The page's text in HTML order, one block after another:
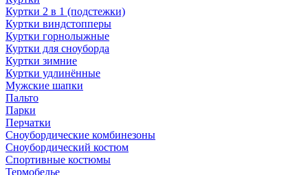
Куртки 2 в 1 (подстежки)
Куртки виндстопперы
Куртки горнолыжные
Куртки для сноуборда
Куртки зимние
Куртки удлинённые
Мужские шапки
Пальто
Парки
Перчатки
Сноубордические комбинезоны
Сноубордический костюм
Спортивные костюмы
Термобелье